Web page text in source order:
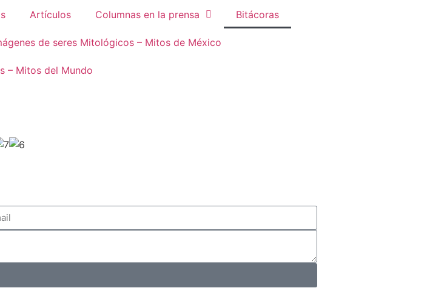
Artículos Columnas en la prensa Bitácoras
de seres Mitológicos – Mitos de México
– Mitos del Mundo